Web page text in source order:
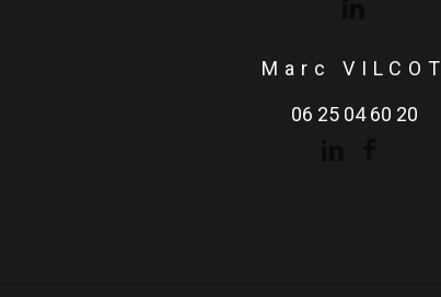
Marc VILCOT
06 25 04 60 20